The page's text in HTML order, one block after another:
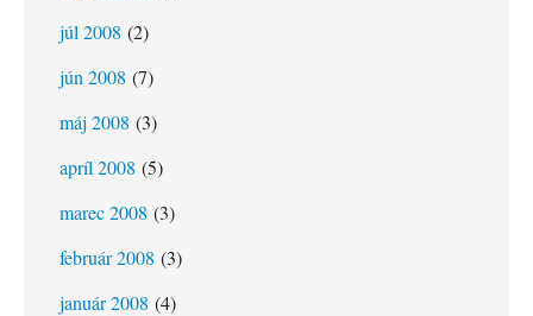
júl 2008 (2)
jún 2008 (7)
máj 2008 (3)
apríl 2008 (5)
marec 2008 (3)
február 2008 (3)
január 2008 (4)